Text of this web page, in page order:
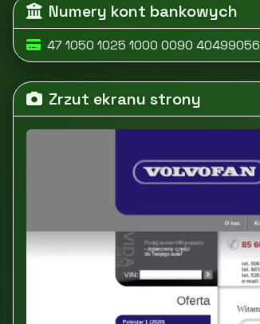
Numery kont bankowych
47 1050 1025 1000 0090 40499056
Zrzut ekranu strony